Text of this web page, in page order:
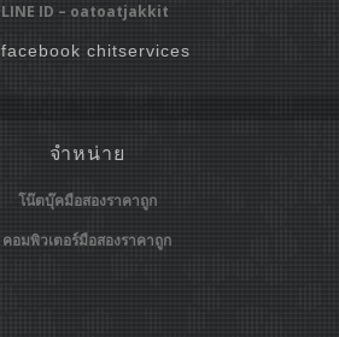
LINE ID – oatoatjakkit
facebook chitservices
จำหน่าย
โน๊ตบุ๊คมือสองราคาถูก
คอมพิวเตอร์มือสองราคาถูก